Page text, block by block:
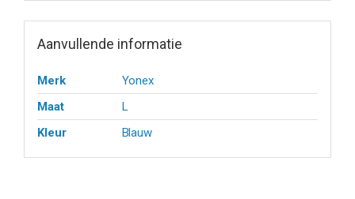
Aanvullende informatie
Merk
Yonex
Maat
L
Kleur
Blauw